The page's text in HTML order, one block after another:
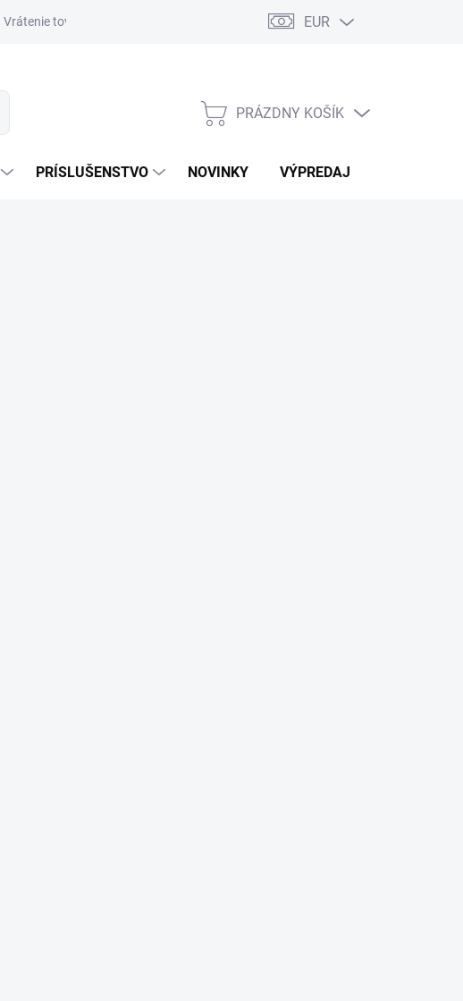
Vrátenie tovaru EUR
NÁKUPNÝ
PRÁZDNY KOŠÍK
PRÍSLUŠENSTVO NOVINKY VÝPREDAJ